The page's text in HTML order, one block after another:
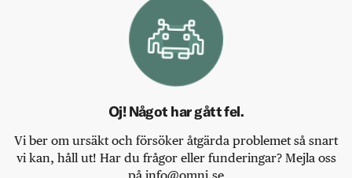
Oj! Något har gått fel.
Vi ber om ursäkt och försöker åtgärda problemet så snart
vi kan, håll ut! Har du frågor eller funderingar? Mejla oss